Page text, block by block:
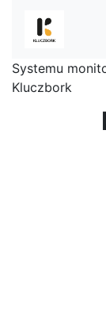
Systemu
Kluczbork